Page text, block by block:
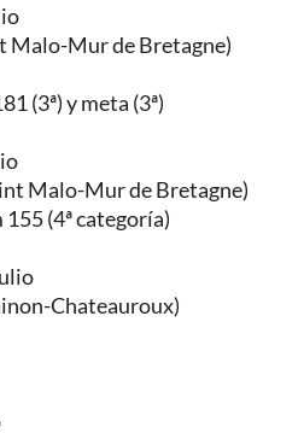
Malo-Mur de Bretagne)
(3ª) y meta (3ª)
Malo-Mur de Bretagne)
(4ª categoría)
Chateauroux)